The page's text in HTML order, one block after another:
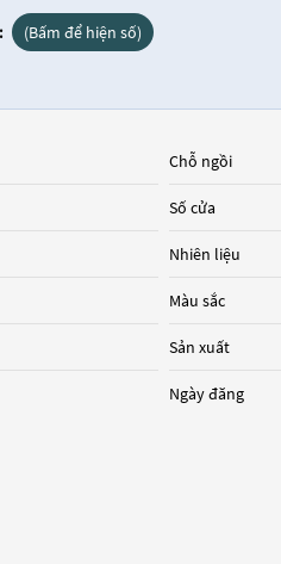
(Bấm để hiện số)
Chỗ ngồi
Số cửa
Nhiên liệu
Màu sắc
Sản xuất
Ngày đăng